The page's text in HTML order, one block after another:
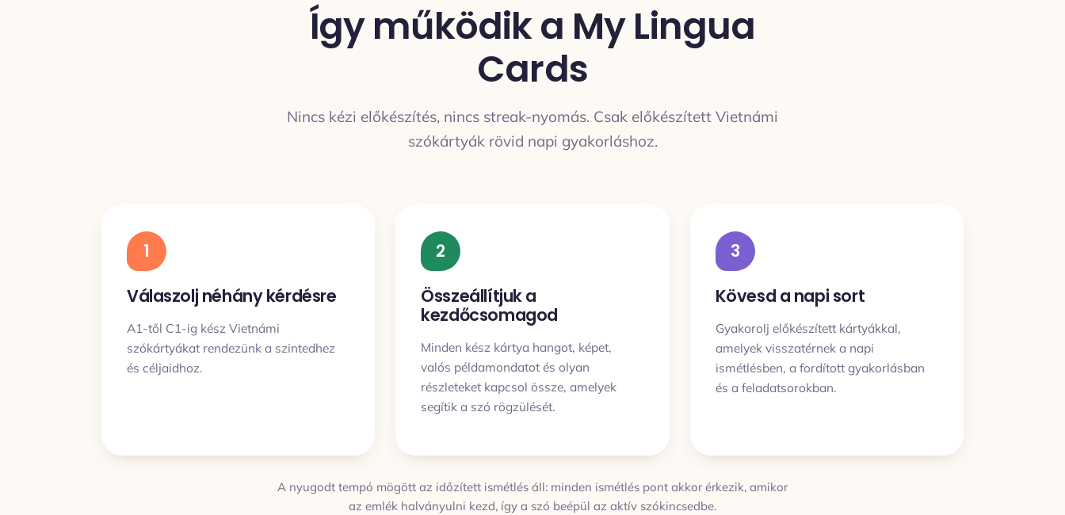
Így működik a My Lingua
Cards
Nincs kézi előkészítés, nincs streak-nyomás. Csak előkészített Vietnámi
szókártyák rövid napi gyakorláshoz.
1
Válaszolj néhány kérdésre
A1-től C1-ig kész Vietnámi
szókártyákat rendezünk a szintedhez
és céljaidhoz.
2
Összeállítjuk a
kezdőcsomagod
Minden kész kártya hangot, képet,
valós példamondatot és olyan
részleteket kapcsol össze, amelyek
segítik a szó rögzülését.
3
Kövesd a napi sort
Gyakorolj előkészített kártyákkal,
amelyek visszatérnek a napi
ismétlésben, a fordított gyakorlásban
és a feladatsorokban.
A nyugodt tempó mögött az időzített ismétlés áll: minden ismétlés pont akkor érkezik, amikor
az emlék halványulni kezd, így a szó beépül az aktív szókincsedbe.